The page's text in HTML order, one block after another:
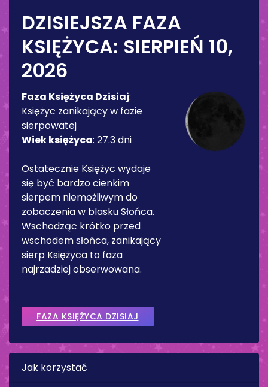
DZISIEJSZA FAZA
KSIĘŻYCA: SIERPIEŃ 10,
2026
Faza Księżyca Dzisiaj:
Księżyc zanikający w fazie
sierpowatej
Wiek księżyca: 27.3 dni
Ostatecznie Księżyc wydaje
się być bardzo cienkim
sierpem niemożliwym do
zobaczenia w blasku Słońca.
Wschodząc krótko przed
wschodem słońca, zanikający
sierp Księżyca to faza
najrzadziej obserwowana.
FAZA KSIĘŻYCA DZISIAJ
Jak korzystać